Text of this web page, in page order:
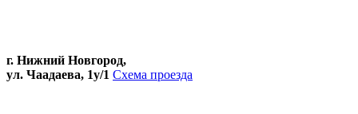
г. Нижний Новгород,
ул. Чаадаева, 1у/1 Схема проезда